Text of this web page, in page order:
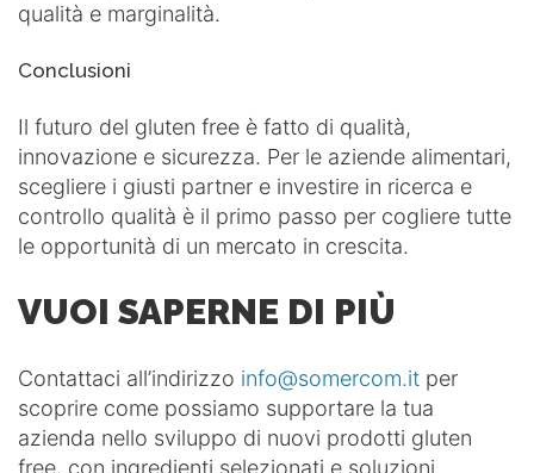
qualità e marginalità.
Conclusioni
Il futuro del gluten free è fatto di qualità,
innovazione e sicurezza. Per le aziende alimentari,
scegliere i giusti partner e investire in ricerca e
controllo qualità è il primo passo per cogliere tutte
le opportunità di un mercato in crescita.
VUOI SAPERNE DI PIÙ
Contattaci all’indirizzo info@somercom.it per
scoprire come possiamo supportare la tua
azienda nello sviluppo di nuovi prodotti gluten
free, con ingredienti selezionati e soluzioni